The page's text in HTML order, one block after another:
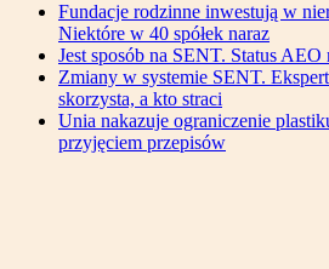
Fundacje rodzinne inwestują w
Niektóre w 40 spółek naraz
Jest sposób na SENT. Status
Zmiany w systemie SENT.
skorzysta, a kto straci
Unia nakazuje ograniczenie
przyjęciem przepisów